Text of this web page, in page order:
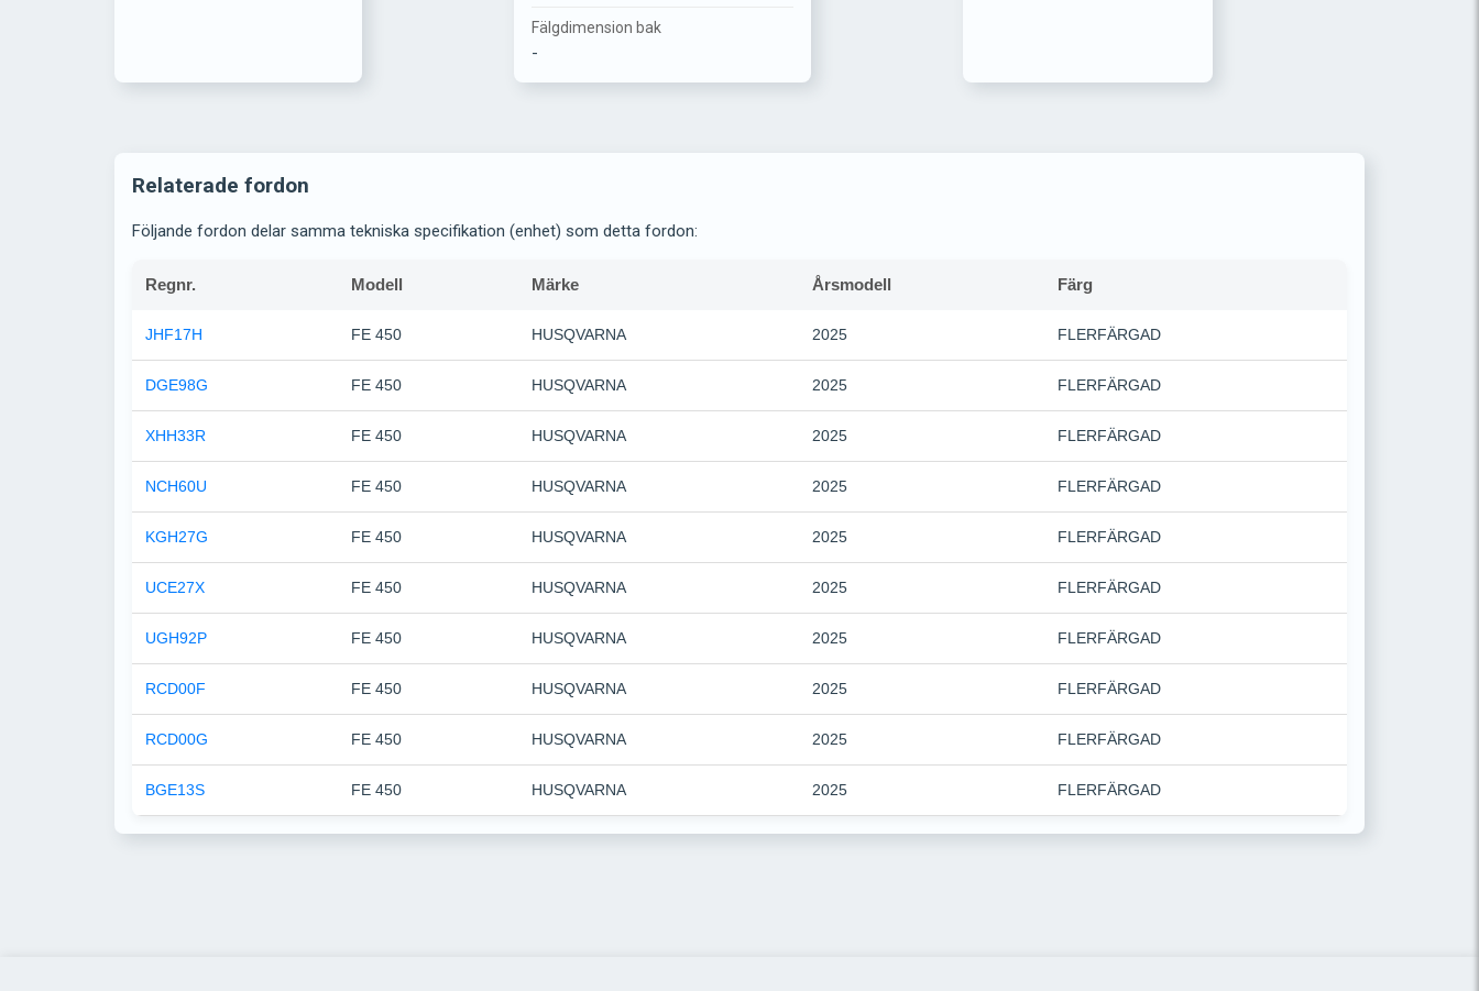
Fälgdimension bak
-
Relaterade fordon
Följande fordon delar samma tekniska specifikation (enhet) som detta fordon:
Regnr. Modell Märke Årsmodell Färg
JHF17H FE 450 HUSQVARNA 2025 FLERFÄRGAD
DGE98G FE 450 HUSQVARNA 2025 FLERFÄRGAD
XHH33R FE 450 HUSQVARNA 2025 FLERFÄRGAD
NCH60U FE 450 HUSQVARNA 2025 FLERFÄRGAD
KGH27G FE 450 HUSQVARNA 2025 FLERFÄRGAD
UCE27X FE 450 HUSQVARNA 2025 FLERFÄRGAD
UGH92P FE 450 HUSQVARNA 2025 FLERFÄRGAD
RCD00F FE 450 HUSQVARNA 2025 FLERFÄRGAD
RCD00G FE 450 HUSQVARNA 2025 FLERFÄRGAD
BGE13S FE 450 HUSQVARNA 2025 FLERFÄRGAD